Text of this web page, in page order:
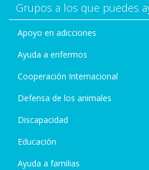
Grupos a los que puedes
Apoyo en adicciones
Ayuda a enfermos
Cooperación Internacional
Defensa de los animales
Discapacidad
Educación
Ayuda a familias